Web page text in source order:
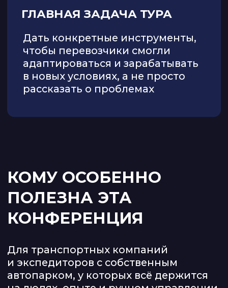
Вроде работа идёт, но где
теряются деньги —
не всегда понятно
Топливо, простои, пустые
пробеги, штрафы и лишние
расходы съедают прибыль,
и зарабатывать увереннее
Чтобы не держать всё в Excel,
месенджерах и в голове,
и деньгами.